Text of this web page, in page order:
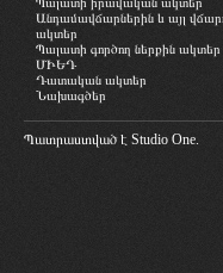
Անդամավճարներին և այլ
ակտեր
Պալատի գործող ներքին ակտեր
ՄԻԵԴ
Դատական ակտեր
Նախագծեր
Պատրաստված է Studio One.